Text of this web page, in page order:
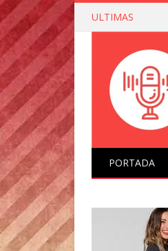
ULTIMAS
PORTADA